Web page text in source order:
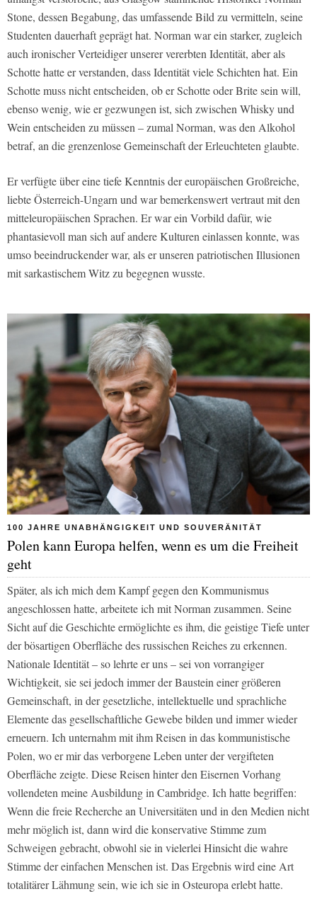
Stone, dessen Begabung, das umfassende Bild zu vermitteln, seine
Studenten dauerhaft geprägt hat. Norman war ein starker, zugleich
auch ironischer Verteidiger unserer vererbten Identität, aber als
Schotte hatte er verstanden, dass Identität viele Schichten hat. Ein
Schotte muss nicht entscheiden, ob er Schotte oder Brite sein will,
ebenso wenig, wie er gezwungen ist, sich zwischen Whisky und
Wein entscheiden zu müssen – zumal Norman, was den Alkohol
betraf, an die grenzenlose Gemeinschaft der Erleuchteten glaubte.
Er verfügte über eine tiefe Kenntnis der europäischen Großreiche,
liebte Österreich-Ungarn und war bemerkenswert vertraut mit den
mitteleuropäischen Sprachen. Er war ein Vorbild dafür, wie
phantasievoll man sich auf andere Kulturen einlassen konnte, was
umso beeindruckender war, als er unseren patriotischen Illusionen
mit sarkastischem Witz zu begegnen wusste.
100 JAHRE UNABHÄNGIGKEIT UND SOUVERÄNITÄT
Polen kann Europa helfen, wenn es um die Freiheit
geht
Später, als ich mich dem Kampf gegen den Kommunismus
angeschlossen hatte, arbeitete ich mit Norman zusammen. Seine
Sicht auf die Geschichte ermöglichte es ihm, die geistige Tiefe unter
der bösartigen Oberfläche des russischen Reiches zu erkennen.
Nationale Identität – so lehrte er uns – sei von vorrangiger
Wichtigkeit, sie sei jedoch immer der Baustein einer größeren
Gemeinschaft, in der gesetzliche, intellektuelle und sprachliche
Elemente das gesellschaftliche Gewebe bilden und immer wieder
erneuern. Ich unternahm mit ihm Reisen in das kommunistische
Polen, wo er mir das verborgene Leben unter der vergifteten
Oberfläche zeigte. Diese Reisen hinter den Eisernen Vorhang
vollendeten meine Ausbildung in Cambridge. Ich hatte begriffen:
Wenn die freie Recherche an Universitäten und in den Medien nicht
mehr möglich ist, dann wird die konservative Stimme zum
Schweigen gebracht, obwohl sie in vielerlei Hinsicht die wahre
Stimme der einfachen Menschen ist. Das Ergebnis wird eine Art
totalitärer Lähmung sein, wie ich sie in Osteuropa erlebt hatte.